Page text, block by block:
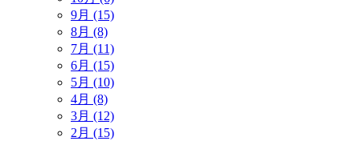
9月 (15)
8月 (8)
7月 (11)
6月 (15)
5月 (10)
4月 (8)
3月 (12)
2月 (15)